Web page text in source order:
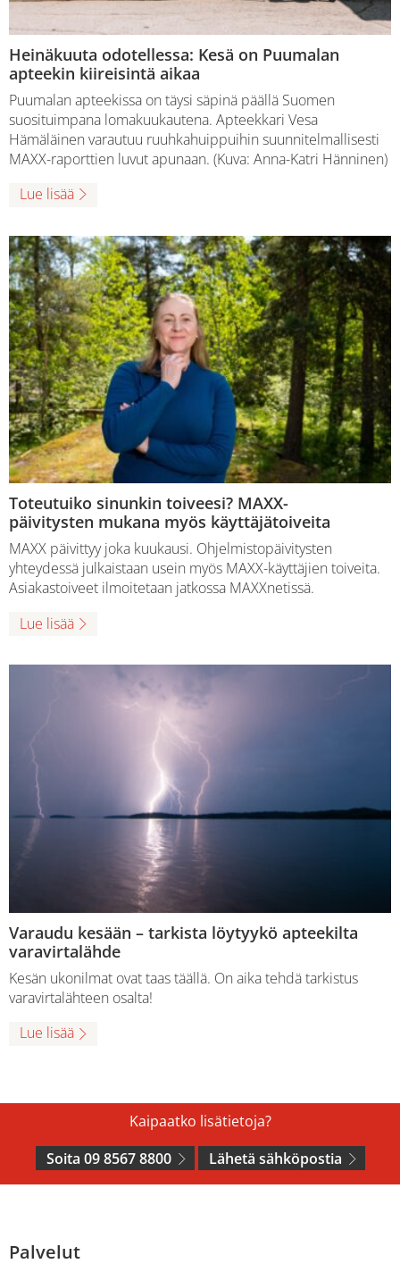
Heinäkuuta odotellessa: Kesä on Puumalan
apteekin kiireisintä aikaa
Puumalan apteekissa on täysi säpinä päällä Suomen
suosituimpana lomakuukautena. Apteekkari Vesa
Hämäläinen varautuu ruuhkahuippuihin suunnitelmallisesti
MAXX-raporttien luvut apunaan. (Kuva: Anna-Katri Hänninen)
Lue lisää
Toteutuiko sinunkin toiveesi? MAXX-
päivitysten mukana myös käyttäjätoiveita
MAXX päivittyy joka kuukausi. Ohjelmistopäivitysten
yhteydessä julkaistaan usein myös MAXX-käyttäjien toiveita.
Asiakastoiveet ilmoitetaan jatkossa MAXXnetissä.
Lue lisää
Varaudu kesään – tarkista löytyykö apteekilta
varavirtalähde
Kesän ukonilmat ovat taas täällä. On aika tehdä tarkistus
varavirtalähteen osalta!
Lue lisää
Kaipaatko lisätietoja?
Soita 09 8567 8800
Lähetä sähköpostia
Palvelut